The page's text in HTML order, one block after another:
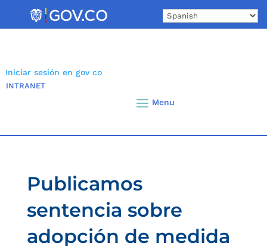
Iniciar sesión en gov co
INTRANET
Publicamos
sentencia sobre
adopción de medida